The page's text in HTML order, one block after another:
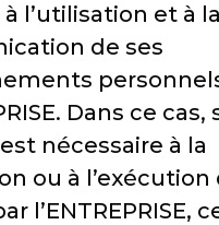
l’utilisation et à la
de ses
Dans ce cas,
nécessaire à la
ou à l’exécution
l’ENTREPRISE,